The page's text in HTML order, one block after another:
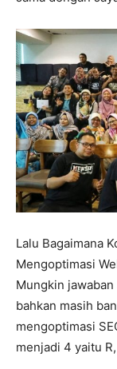
Lalu Bagaimana
Mengoptimasi
Mungkin
bahkan masih
mengoptimasi
menjadi 4 yaitu R,